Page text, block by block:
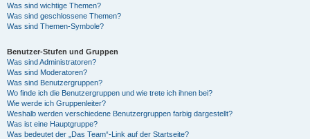
Was sind wichtige Themen?
Was sind geschlossene Themen?
Was sind Themen-Symbole?
Benutzer-Stufen und Gruppen
Was sind Administratoren?
Was sind Moderatoren?
Was sind Benutzergruppen?
Wo finde ich die Benutzergruppen und wie trete ich ihnen bei?
Wie werde ich Gruppenleiter?
Weshalb werden verschiedene Benutzergruppen farbig dargestellt?
Was ist eine Hauptgruppe?
Was bedeutet der „Das Team“-Link auf der Startseite?